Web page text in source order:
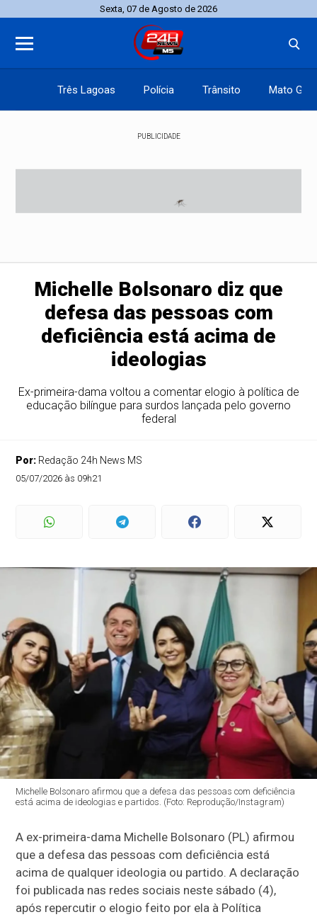
Sexta, 07 de Agosto de 2026
Três Lagoas Polícia Trânsito Mato
PUBLICIDADE
Michelle Bolsonaro diz que
defesa das pessoas com
deficiência está acima de
ideologias
Ex-primeira-dama voltou a comentar elogio à política de
educação bilíngue para surdos lançada pelo governo
federal
Por: Redação 24h News MS
05/07/2026 às 09h21
Michelle Bolsonaro afirmou que a defesa das pessoas com deficiência
está acima de ideologias e partidos. (Foto: Reprodução/Instagram)
A ex-primeira-dama Michelle Bolsonaro (PL) afirmou
que a defesa das pessoas com deficiência está
acima de qualquer ideologia ou partido. A declaração
foi publicada nas redes sociais neste sábado (4),
após repercutir o elogio feito por ela à Política